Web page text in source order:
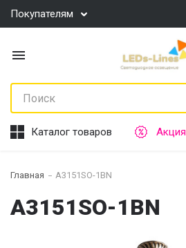
Покупателям
Каталог товаров Акция
Главная A3151SO-1BN
A3151SO-1BN